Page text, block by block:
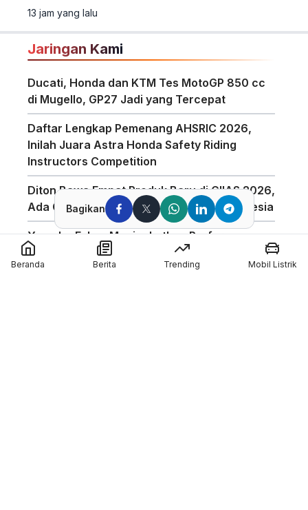
lebih terjangkau.
13 jam yang lalu
Jaringan Kami
Ducati, Honda dan KTM Tes MotoGP 850 cc
di Mugello, GP27 Jadi yang Tercepat
Daftar Lengkap Pemenang AHSRIC 2026,
Inilah Juara Astra Honda Safety Riding
Instructors Competition
Diton Bawa Empat Produk Baru di GIIAS 2026,
Ada Compound Aerosol Pertama di Indonesia
Yamaha Fokus Meningkatkan Performa
Bagian Depan Untuk Motor 850cc
Bagikan
Beranda Berita Trending Mobil Listrik